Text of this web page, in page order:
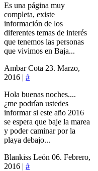
Es una página muy
completa, existe
información de los
diferentes temas de interés
que tenemos las personas
que vivimos en Baja...
Ambar Cota 23. Marzo,
2016 | #
Hola buenas noches....
¿me podrían ustedes
informar si este año 2016
se espera que baje la marea
y poder caminar por la
playa debajo...
Blankiss León 06. Febrero,
2016 | #